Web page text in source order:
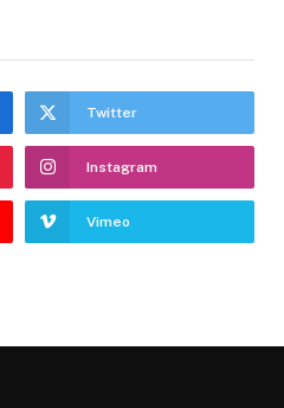
Twitter
Instagram
Vimeo